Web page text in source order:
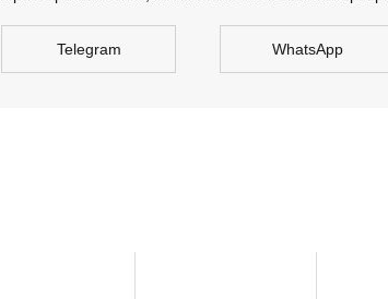
Telegram WhatsApp